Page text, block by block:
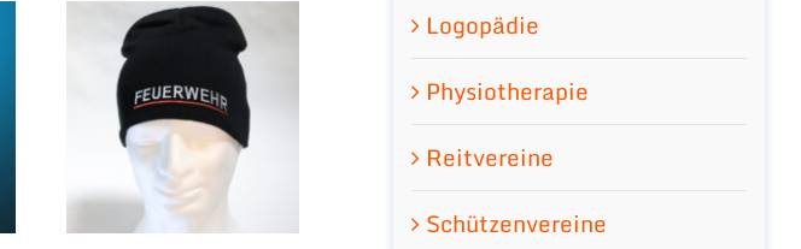
Logopädie
Physiotherapie
Reitvereine
Schützenvereine